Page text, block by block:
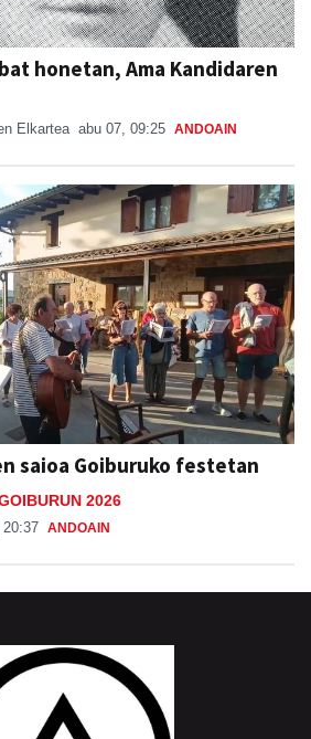
honetan, Ama Kandidaren
Elkartea abu 07, 09:25 ANDOAIN
saioa Goiburuko festetan
2026
ANDOAIN